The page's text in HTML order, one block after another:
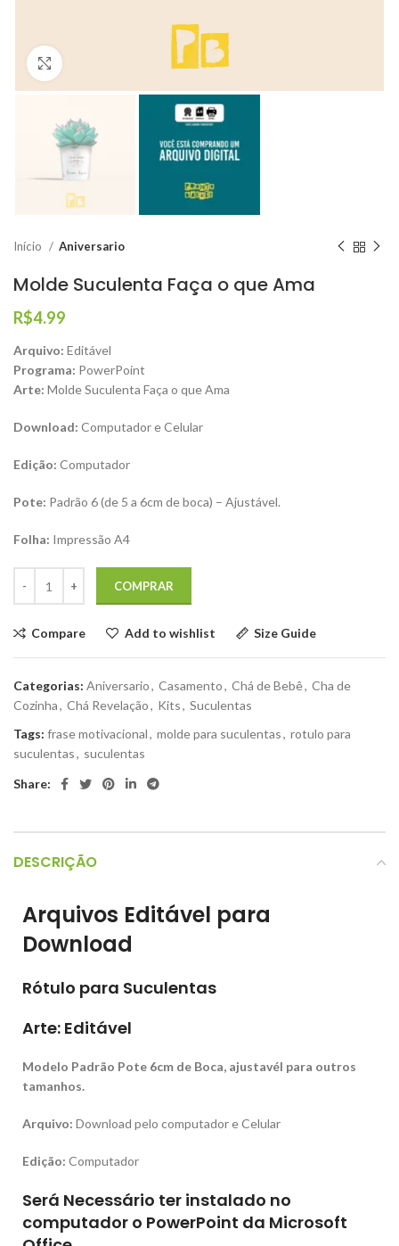
Início Aniversario
Molde Suculenta Faça o que Ama
R$4.99
Arquivo: Editável
Programa: PowerPoint
Arte: Molde Suculenta Faça o que Ama
Download: Computador e Celular
Edição: Computador
Pote: Padrão 6 (de 5 a 6cm de boca) – Ajustável.
Folha: Impressão A4
COMPRAR
Compare Add to wishlist Size Guide
Categorias: Aniversario, Casamento, Chá de Bebê, Cha de
Cozinha, Chá Revelação, Kits, Suculentas
Tags: frase motivacional, molde para suculentas, rotulo para
suculentas, suculentas
Share:
DESCRIÇÃO
Arquivos Editável para
Download
Rótulo para Suculentas
Arte: Editável
Modelo Padrão Pote 6cm de Boca, ajustavél para outros
tamanhos.
Arquivo: Download pelo computador e Celular
Edição: Computador
Será Necessário ter instalado no
computador o PowerPoint da Microsoft